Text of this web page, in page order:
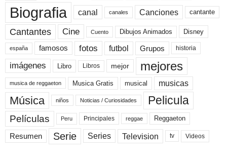
Biografia canal canales Canciones cantante
Cantantes Cine Cuento Dibujos Animados Disney
españa famosos fotos futbol Grupos historia
imágenes Libro Libros mejor mejores
musica de reggaeton Musica Gratis musical musicas
Música niños Noticias / Curiosidades Pelicula
Películas Peru Principales reggae Reggaeton
Resumen Serie Series Television tv Videos